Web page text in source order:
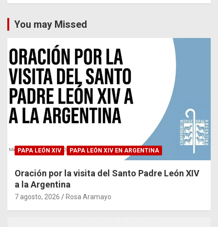
You may Missed
PAPA LEÓN XIV PAPA LEÓN XIV EN ARGENTINA
Oración por la visita del Santo Padre León XIV
a la Argentina
7 agosto, 2026 Rosa Aramayo